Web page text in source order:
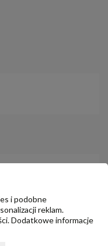
i podobne
reklam.
. Dodatkowe informacje